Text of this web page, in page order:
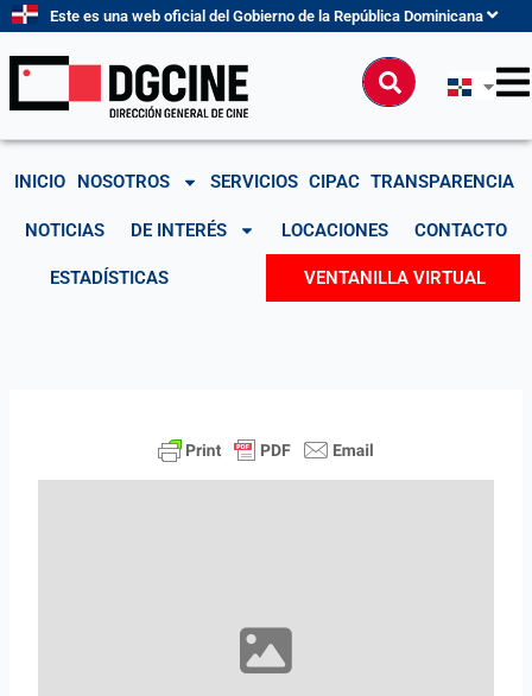
contenido
Este es una web oficial del Gobierno de la República Dominicana
Buscar
INICIO NOSOTROS SERVICIOS CIPAC TRANSPARENCIA
NOTICIAS DE INTERÉS LOCACIONES CONTACTO
ESTADÍSTICAS VENTANILLA VIRTUAL